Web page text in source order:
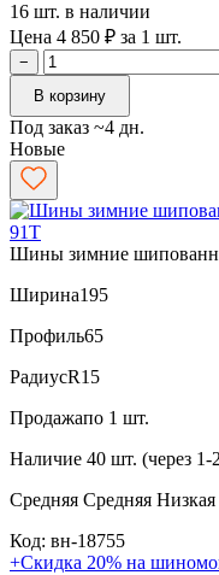
16 шт. в наличии
Цена 4 850 ₽ за 1 шт.
−
В корзину
Под заказ ~4 дн.
Новые
Шины зимние
Ширина195
Профиль65
РадиусR15
Продажапо 1 шт.
Наличие 40 шт. (через 1-
Средняя Средняя Низкая
Код: вн-18755
+Скидка 20% на